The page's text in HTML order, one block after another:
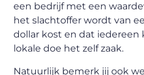
een bedrijf met een
het slachtoffer wordt van
dollar kost en dat iedereen
lokale doe het zelf zaak.
Natuurlijk bemerk jij ook